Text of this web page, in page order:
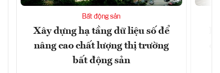
Bất động sản
Xây dựng hạ tầng dữ liệu số để
nâng cao chất lượng thị trường
bất động sản